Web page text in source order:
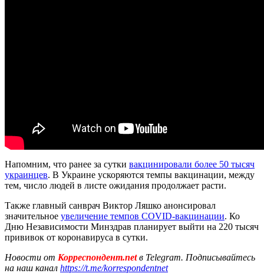
Напомним, что ранее за сутки вакцинировали более 50 тысяч
украинцев. В Украине ускоряются темпы вакцинации, между
тем, число людей в листе ожидания продолжает расти.
Также главный санврач Виктор Ляшко анонсировал
значительное увеличение темпов COVID-вакцинации. Ко
Дню Независимости Минздрав планирует выйти на 220 тысяч
прививок от коронавируса в сутки.
Новости от Корреспондент.netв Telegram. Подписывайтесь
на наш канал https://t.me/korrespondentnet